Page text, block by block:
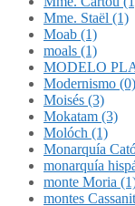
Mme. Staël (1)
Moab (1)
moals (1)
MODELO
Modernismo (0)
Moisés (3)
Mokatam (3)
Molóch (1)
Monarquía
monarquía
monte Moria
montes